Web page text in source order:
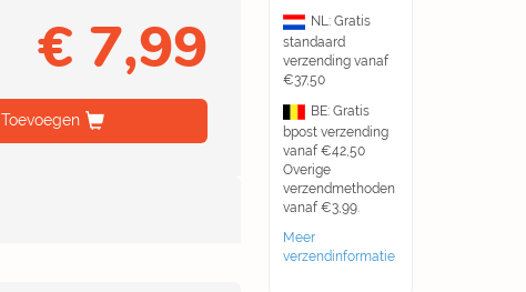
NL: Gratis
standaard
verzending vanaf
€37,50
BE: Gratis
bpost verzending
vanaf €42,50
Overige
verzendmethoden
vanaf €3,99.
Meer
verzendinformatie
€ 7,99
Toevoegen